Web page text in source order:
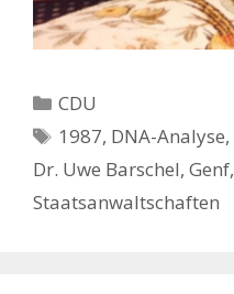
Kategorien
CDU
Schlagwörter
1987, DNA-Analyse,
Dr. Uwe Barschel, Genf,
Staatsanwaltschaften